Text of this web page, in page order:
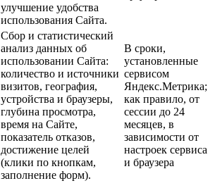
улучшение удобства
использования Сайта.
Сбор и статистический
анализ данных об
использовании Сайта:
количество и источники
визитов, география,
устройства и браузеры,
глубина просмотра,
время на Сайте,
показатель отказов,
достижение целей
(клики по кнопкам,
заполнение форм).
В сроки,
установленные
сервисом
Яндекс.Метрика;
как правило, от
сессии до 24
месяцев, в
зависимости от
настроек сервиса
и браузера